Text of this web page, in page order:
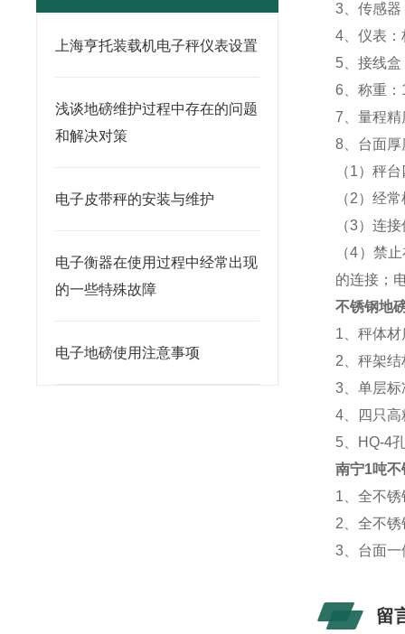
上海亨托装载机电子秤仪表设置
浅谈地磅维护过程中存在的问题
和解决对策
电子皮带秤的安装与维护
电子衡器在使用过程中经常出现
的一些特殊故障
电子地磅使用注意事项
3、传感
4、仪表
5、接线
6、称重
7、量程
8、台面厚
（1）秤
（2）经
（3）连
（4）禁
的连接；
不锈钢地
1、秤体
2、秤架
3、单层
4、四只
5、HQ-4
南宁1吨
1、全不
2、全不
3、台面
留